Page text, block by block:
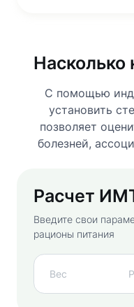
Насколько
С помощью
установить
позволяет
болезней,
Расчет
Введите свои
рационы питания